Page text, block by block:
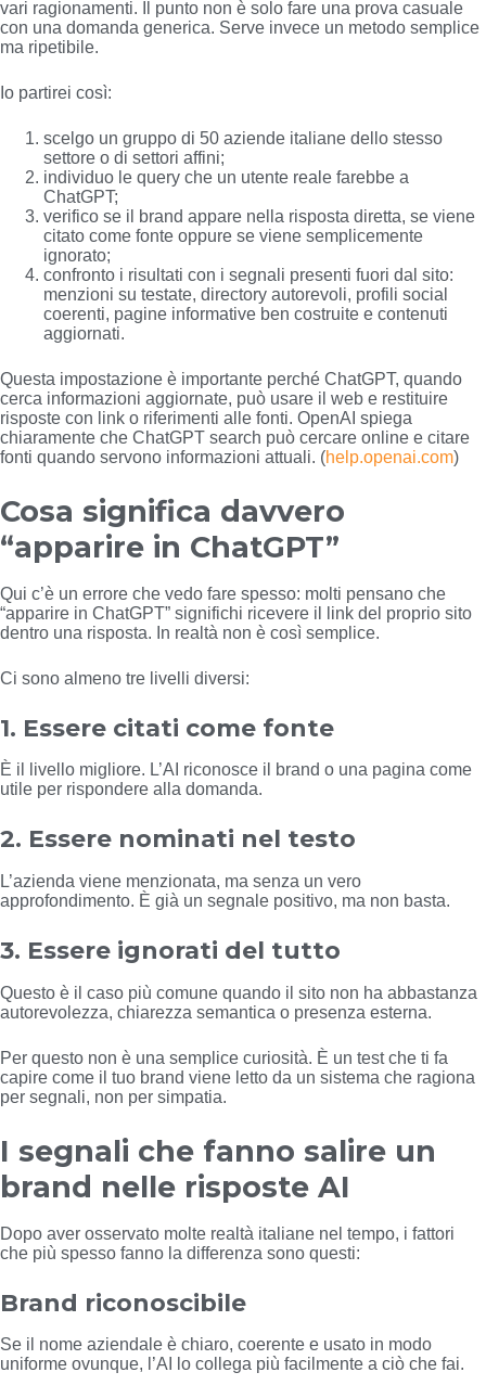
vari ragionamenti. Il punto non è solo fare una prova casuale
con una domanda generica. Serve invece un metodo semplice
ma ripetibile.
Io partirei così:
scelgo un gruppo di 50 aziende italiane dello stesso
settore o di settori affini;
individuo le query che un utente reale farebbe a
ChatGPT;
verifico se il brand appare nella risposta diretta, se viene
citato come fonte oppure se viene semplicemente
ignorato;
confronto i risultati con i segnali presenti fuori dal sito:
menzioni su testate, directory autorevoli, profili social
coerenti, pagine informative ben costruite e contenuti
aggiornati.
Questa impostazione è importante perché ChatGPT, quando
cerca informazioni aggiornate, può usare il web e restituire
risposte con link o riferimenti alle fonti. OpenAI spiega
chiaramente che ChatGPT search può cercare online e citare
fonti quando servono informazioni attuali. (help.openai.com)
Cosa significa davvero
“apparire in ChatGPT”
Qui c’è un errore che vedo fare spesso: molti pensano che
“apparire in ChatGPT” significhi ricevere il link del proprio sito
dentro una risposta. In realtà non è così semplice.
Ci sono almeno tre livelli diversi:
1. Essere citati come fonte
È il livello migliore. L’AI riconosce il brand o una pagina come
utile per rispondere alla domanda.
2. Essere nominati nel testo
L’azienda viene menzionata, ma senza un vero
approfondimento. È già un segnale positivo, ma non basta.
3. Essere ignorati del tutto
Questo è il caso più comune quando il sito non ha abbastanza
autorevolezza, chiarezza semantica o presenza esterna.
Per questo non è una semplice curiosità. È un test che ti fa
capire come il tuo brand viene letto da un sistema che ragiona
per segnali, non per simpatia.
I segnali che fanno salire un
brand nelle risposte AI
Dopo aver osservato molte realtà italiane nel tempo, i fattori
che più spesso fanno la differenza sono questi:
Brand riconoscibile
Se il nome aziendale è chiaro, coerente e usato in modo
uniforme ovunque, l’AI lo collega più facilmente a ciò che fai.